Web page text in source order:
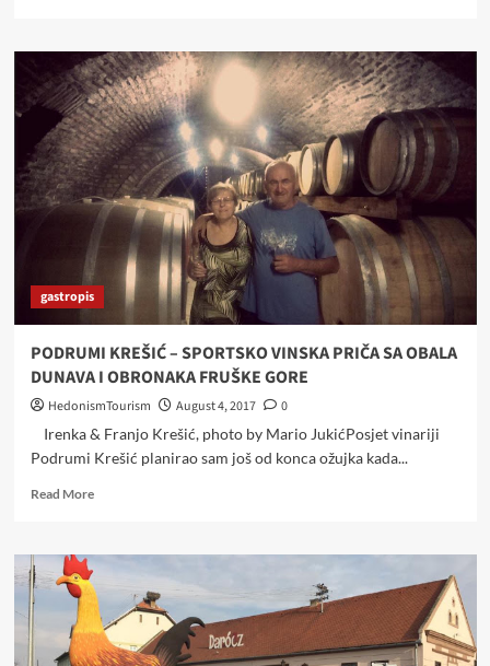
Croatian
Winemakers:
Krešić
Cellars,
a
Sports
and
Wine
Story
Danube
Coastline
gastropis
PODRUMI KREŠIĆ – SPORTSKO VINSKA PRIČA SA OBALA
DUNAVA I OBRONAKA FRUŠKE GORE
HedonismTourism August 4, 2017
0
Irenka & Franjo Krešić, photo by Mario JukićPosjet vinariji
Podrumi Krešić planirao sam još od konca ožujka kada...
Read MoreRead
PODRUMI
KREŠIĆ
–
SPORTSKO
VINSKA
PRIČA